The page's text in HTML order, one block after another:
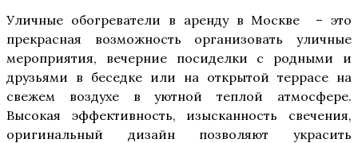
Уличные обогреватели в аренду в Москве – это
прекрасная возможность организовать уличные
мероприятия, вечерние посиделки с родными и
друзьями в беседке или на открытой террасе на
свежем воздухе в уютной теплой атмосфере.
Высокая эффективность, изысканность свечения,
оригинальный дизайн позволяют украсить